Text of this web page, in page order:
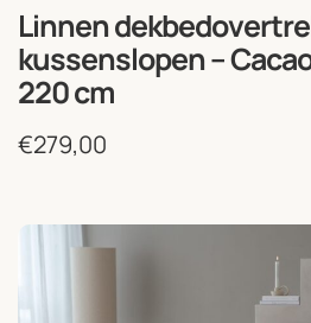
Linnen
kussenslopen –
220 cm
€279,00